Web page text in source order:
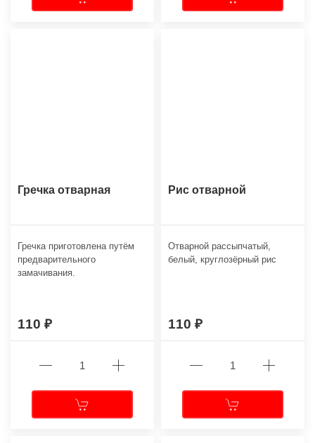
Гречка отварная
Гречка приготовлена путём
предварительного
замачивания.
110
Рис отварной
Отварной рассыпчатый,
белый, круглозёрный рис
110